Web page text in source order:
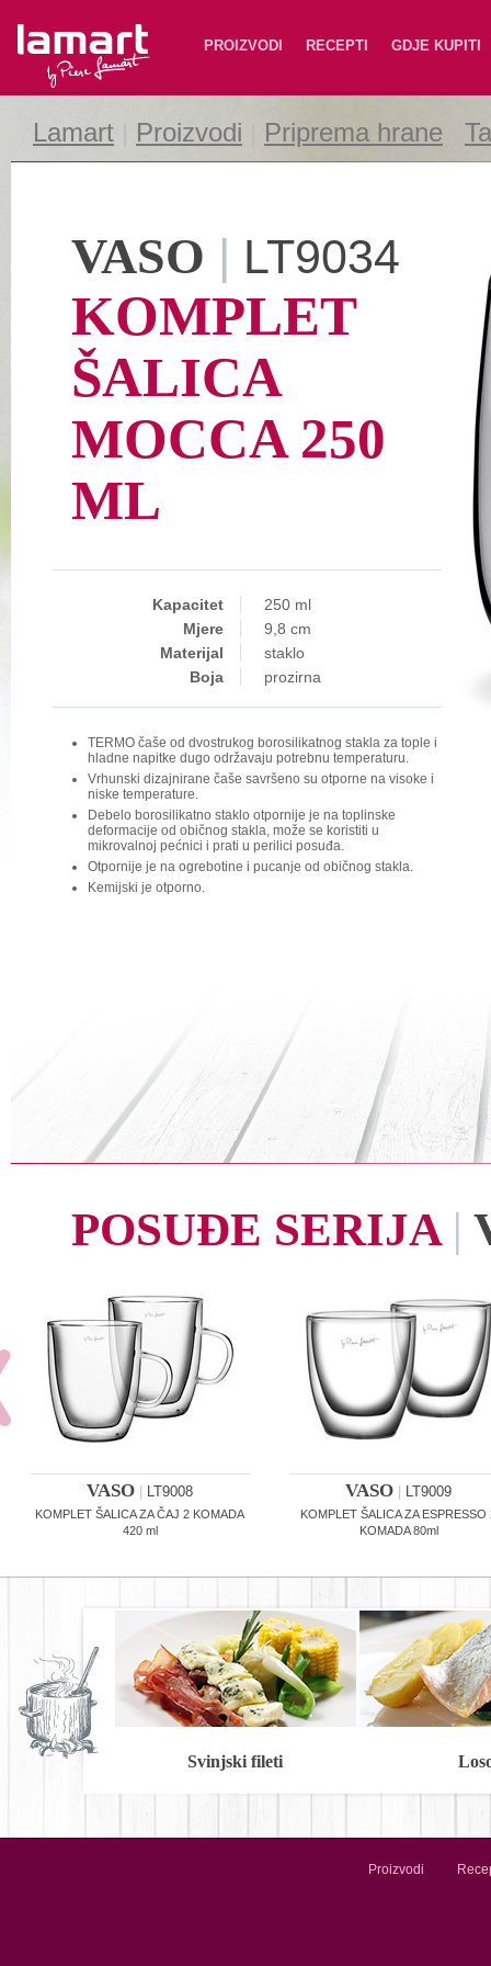
Lamart PROIZVODI RECEPTI GDJE KUPITI
Lamart Proizvodi Priprema hrane
VASO | LT9034
KOMPLET
ŠALICA
MOCCA 250
ML
Kapacitet
250 ml
Mjere
9,8 cm
Materijal
staklo
Boja
prozirna
TERMO čaše od dvostrukog borosilikatnog stakla za tople i
hladne napitke dugo održavaju potrebnu temperaturu.
Vrhunski dizajnirane čaše savršeno su otporne na visoke i
niske temperature.
Debelo borosilikatno staklo otpornije je na toplinske
deformacije od običnog stakla, može se koristiti u
mikrovalnoj pećnici i prati u perilici posuđa.
Otpornije je na ogrebotine i pucanje od običnog stakla.
Kemijski je otporno.
POSUĐE SERIJA |
VASO LT9008
KOMPLET ŠALICA ZA ČAJ 2 KOMADA
420 ml
VASO LT9009
KOMPLET ŠALICA ZA ESPRESSO
KOMADA 80ml
Svinjski fileti
Proizvodi